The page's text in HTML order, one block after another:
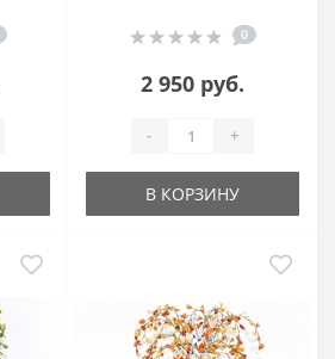
0
2 950 руб.
- +
В КОРЗИНУ